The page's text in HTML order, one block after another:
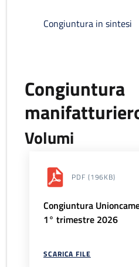
Congiuntura in sintesi
Congiuntura
Volumi
PDF (196KB)
Congiuntura
1° trimestre 2026
SCARICA FILE